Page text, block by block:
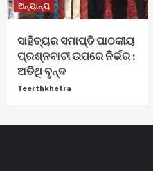
ଅନ୍ୟାନ୍ୟ
ସାହିତ୍ୟର ସମାପ୍ତି ପାଠକୀୟ
ପ୍ରଶ୍ନବାଚୀ ଉପରେ ନିର୍ଭର :
ଅତିଥି ବୃନ୍ଦ
Teerthkhetra